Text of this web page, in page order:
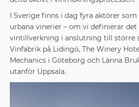
I Sverige finns i dag fyra aktörer som
urbana vinerier – om vi definierar
vintillverkning i anslutning till större
Vinfabrik på Lidingö, The Winery
Mechanics i Göteborg och Länna
utanför Uppsala.